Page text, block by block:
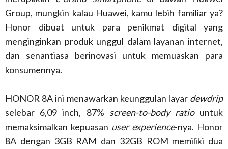
Group, mungkin kalau Huawei, kamu lebih familiar ya?
Honor dibuat untuk para penikmat digital yang
menginginkan produk unggul dalam layanan internet,
dan senantiasa berinovasi untuk memuaskan para
konsumennya.
HONOR 8A ini menawarkan keunggulan layar dewdrip
selebar 6,09 inch, 87% screen-to-body ratio untuk
memaksimalkan kepuasan user experience-nya. Honor
8A dengan 3GB RAM dan 32GB ROM memiliki dua